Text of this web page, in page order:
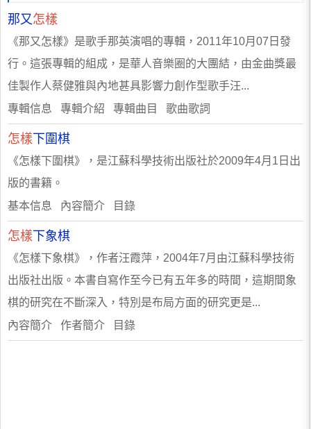
那又怎樣
《那又怎樣》是歌手那英演唱的專輯，2011年10月07日發
行。這張專輯的組成，是華人音樂圈的大團結，由金曲獎最
佳製作人蔡健雅與內地甚具影響力創作型歌手汪...
專輯信息 專輯介紹 專輯曲目 歌曲歌詞
怎樣下圍棋
《怎樣下圍棋》，是江蘇科學技術出版社於2009年4月1日出
版的書籍。
基本信息 內容簡介 目錄
怎樣下象棋
《怎樣下象棋》，作者汪霞萍，2004年7月由江蘇科學技術
出版社出版。本書自寫作至今已有五年多的時間，這期間象
棋的研究在不斷深入，特別是布局方面的研究更是...
內容簡介 作者簡介 目錄